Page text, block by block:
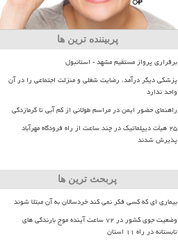
پربیننده ترین ها
برقراری پرواز مستقیم مشهد - استانبول
پزشکی دیگر درآمد، رضایت شغلی و منزلت اجتماعی را در آن
واحد ندارد
راهنمای حضور ایمن در مراسم طولانی از کم آبی تا گرمازدگی
۲۵ هیأت دیپلماتیک در چند ساعت از راه فرودگاه مهرآباد
پذیرش شدند
پربحث ترین ها
بیماری ای که کسی فکر نمی کند خردسالان به آن مبتلا شوند
وضعیت جوی کشور در ۷۲ ساعت آینده موج بارندگی های
تابستانه در راه ۱۱ استان